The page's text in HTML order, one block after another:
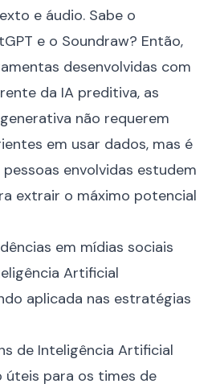
e áudio. Sabe o
e o Soundraw? Então,
desenvolvidas com
da IA preditiva, as
não requerem
em usar dados, mas é
envolvidas estudem
extrair o máximo potencial
em mídias sociais
Artificial
aplicada nas estratégias
de Inteligência Artificial
para os times de